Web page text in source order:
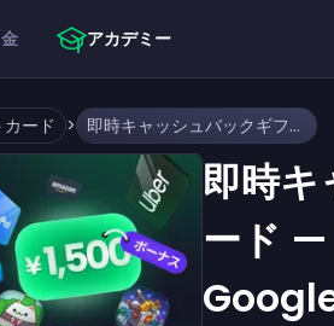
アカデミー
ード > 即時キャッシュバックギフトカード — Apple PayまたはGoogle Walletにギフトカードを追加できますか？
即時
ード